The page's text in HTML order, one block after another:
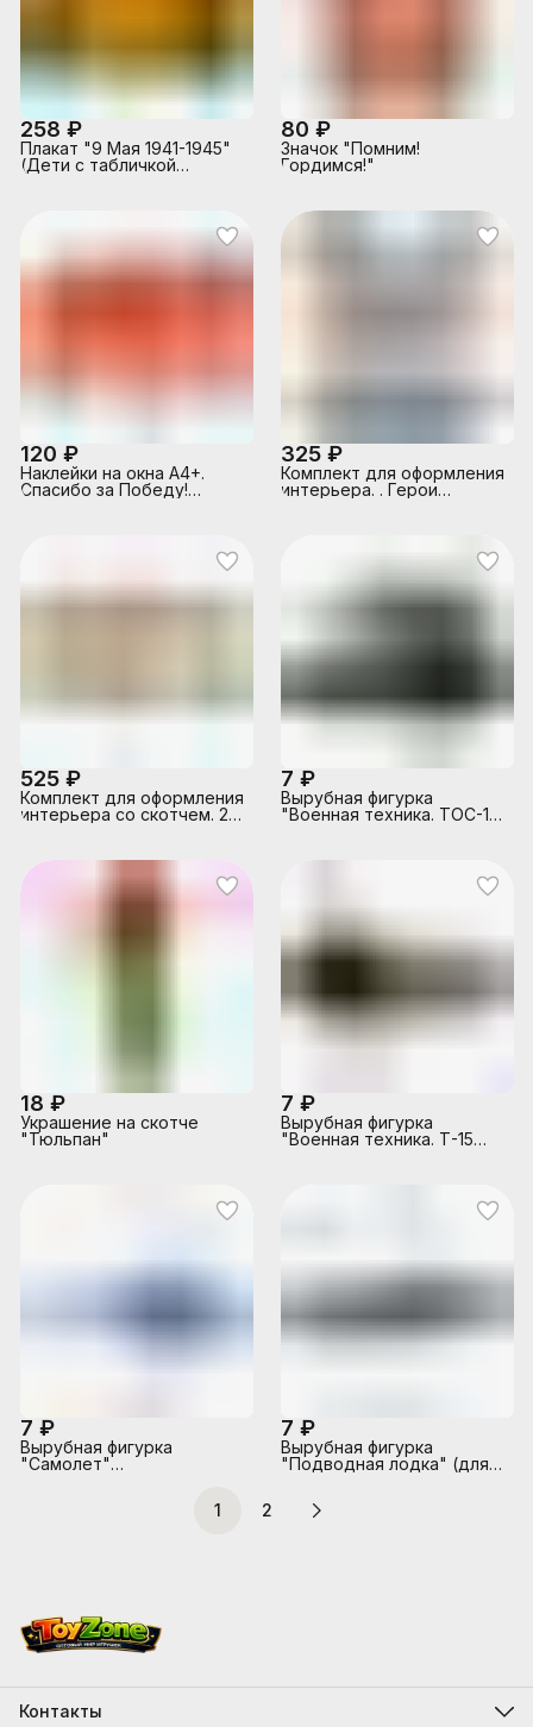
258 ₽
Плакат "9 Мая 1941-1945"
(Дети с табличкой
80 ₽
Значок "Помним!
Гордимся!"
120 ₽
Наклейки на окна А4+.
Спасибо за Победу!
325 ₽
Комплект для оформления
интерьера. . Герои
525 ₽
Комплект для оформления
интерьера со скотчем. 23
гирлянда)
7 ₽
Вырубная фигурка
"Военная техника. ТОС-1А
18 ₽
Украшение на скотче
"Тюльпан"
7 ₽
Вырубная фигурка
"Военная техника. Т-15
7 ₽
Вырубная фигурка
"Самолет"
7 ₽
Вырубная фигурка
"Подводная лодка" (для
1
2
Контакты